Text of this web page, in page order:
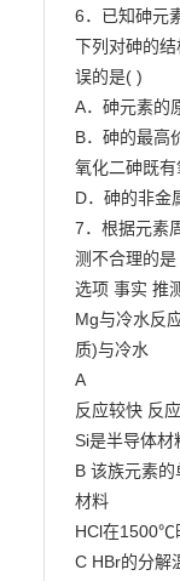
6．已知砷元
下列对砷的
误的是( )
A．砷元素的
B．砷的最高
氧化二砷既
D．砷的非金
7．根据元素
测不合理的是
选项 事实 推
Mg与冷水反
质)与冷水
A
反应较快 反
Si是半导体材
B 该族元素
材料
HCl在1500℃
C HBr的分解